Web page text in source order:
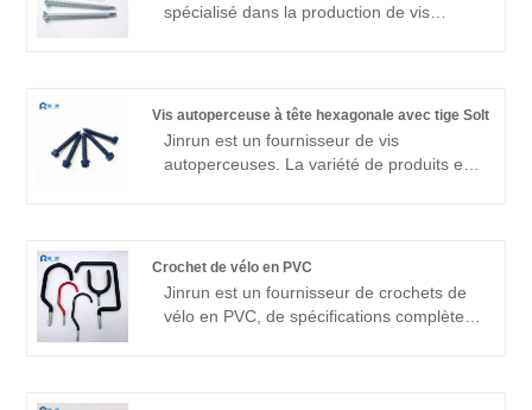
spécialisé dans la production de vis
des produits de fixation de la plus haute
qualité grâce à un contrôle de qualité
strict et à d'excellentes performances du
produit. Notre gamme de produits
prenons la qualité comme notre vie,
prenons le client comme notre centre et
fournissons aux clients des produits et
Vis autoperceuse à tête hexagonale avec tige Solt
Jinrun est un fournisseur de vis
autoperceuses. La variété de produits est
solide.
Crochet de vélo en PVC
Jinrun est un fournisseur de crochets de
vélo en PVC, de spécifications complètes,